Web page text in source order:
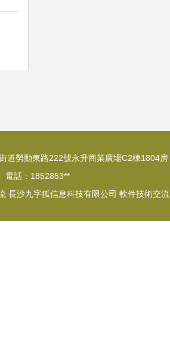
道勞動東路222號永升商業廣場C2棟1804房
電話：1852853**
長沙九字狐信息科技有限公司 軟件技術交流